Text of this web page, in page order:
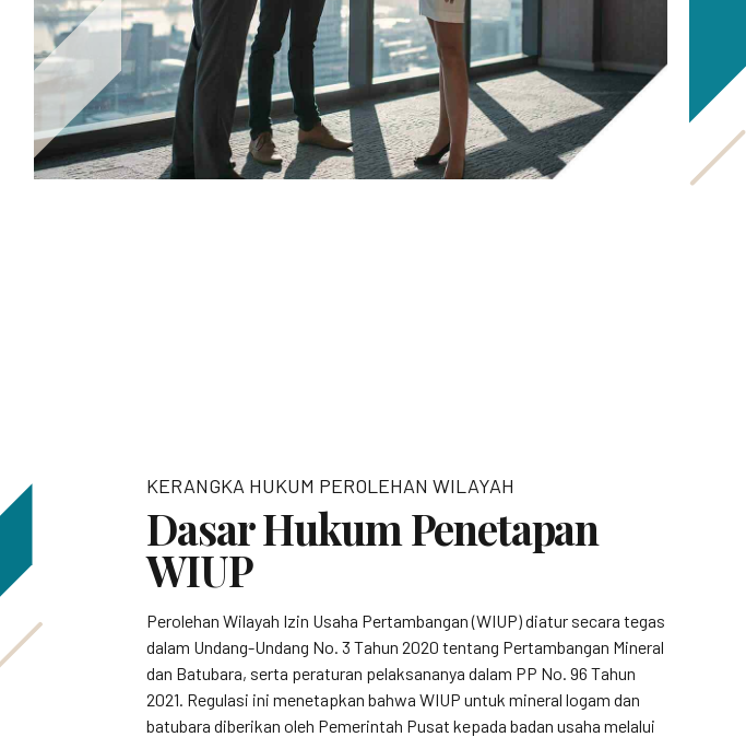
KERANGKA HUKUM PEROLEHAN WILAYAH
Dasar Hukum Penetapan
WIUP
Perolehan Wilayah Izin Usaha Pertambangan (WIUP) diatur secara tegas
dalam Undang-Undang No. 3 Tahun 2020 tentang Pertambangan Mineral
dan Batubara, serta peraturan pelaksananya dalam PP No. 96 Tahun
2021. Regulasi ini menetapkan bahwa WIUP untuk mineral logam dan
batubara diberikan oleh Pemerintah Pusat kepada badan usaha melalui